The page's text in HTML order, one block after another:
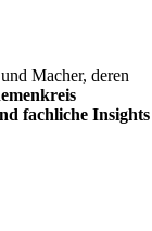
Macher, deren
fachliche Insights